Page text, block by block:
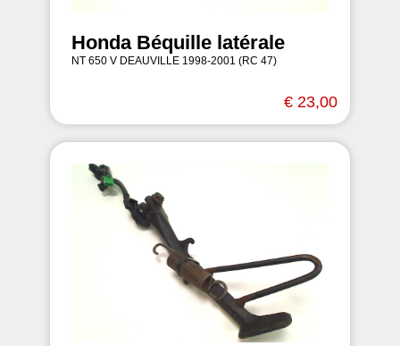
Honda Béquille latérale
NT 650 V DEAUVILLE 1998-2001 (RC 47)
€ 23,00